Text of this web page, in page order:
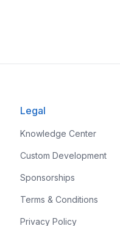
Legal
Knowledge Center
Custom Development
Sponsorships
Terms & Conditions
Privacy Policy